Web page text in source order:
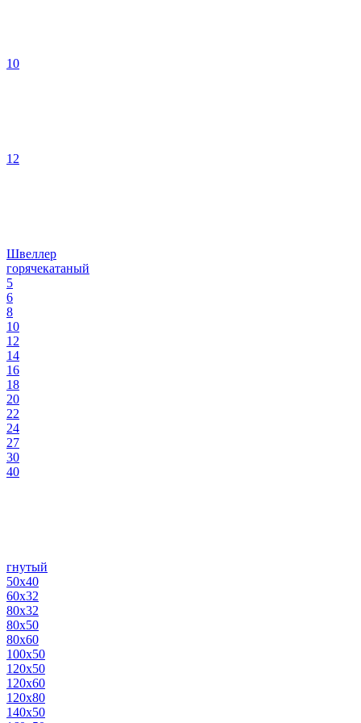
10
12
Швеллер
горячекатаный
5
6
8
10
12
14
16
18
20
22
24
27
30
40
гнутый
50х40
60х32
80х32
80х50
80х60
100х50
120х50
120х60
120х80
140х50